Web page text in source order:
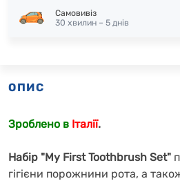
Самовивіз
30 хвилин – 5 днів
ОПИС
Зроблено в Італії.
Набір "My First Toothbrush Set"
гігієни порожнини рота, а